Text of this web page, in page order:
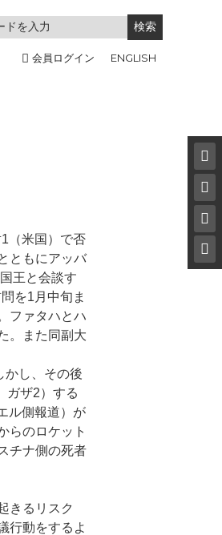
会員ログイン ENGLISH
（米国）で否
ともにアッバ
王と会談す
を1月中旬ま
ファタハとハ
。また同副大
かし、その後
ガザ2）する
ル側報道）が
らのロケット
チナ側の死者
きるリスク
行動をするよ